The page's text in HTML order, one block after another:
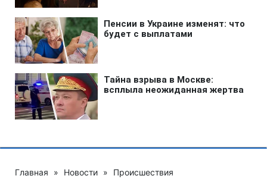
Главная » Новости » Происшествия